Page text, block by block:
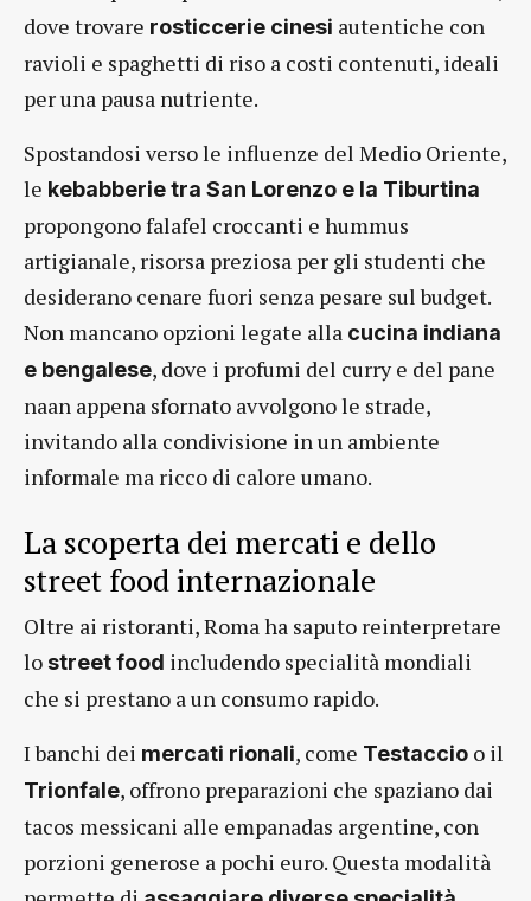
dove trovare rosticcerie cinesi autentiche con
ravioli e spaghetti di riso a costi contenuti, ideali
per una pausa nutriente.
Spostandosi verso le influenze del Medio Oriente,
le kebabberie tra San Lorenzo e la Tiburtina
propongono falafel croccanti e hummus
artigianale, risorsa preziosa per gli studenti che
desiderano cenare fuori senza pesare sul budget.
Non mancano opzioni legate alla cucina indiana
e bengalese, dove i profumi del curry e del pane
naan appena sfornato avvolgono le strade,
invitando alla condivisione in un ambiente
informale ma ricco di calore umano.
La scoperta dei mercati e dello
street food internazionale
Oltre ai ristoranti, Roma ha saputo reinterpretare
lostreet food includendo specialità mondiali
che si prestano a un consumo rapido.
I banchi dei mercati rionali, come Testaccio o il
Trionfale, offrono preparazioni che spaziano dai
tacos messicani alle empanadas argentine, con
porzioni generose a pochi euro. Questa modalità